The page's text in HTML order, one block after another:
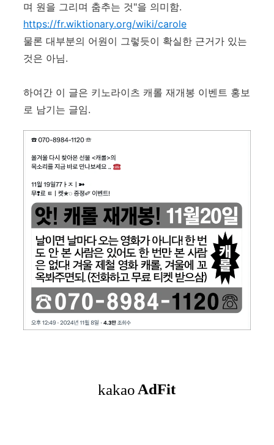
며 원을 그리며 춤추는 것"을 의미함.
https://fr.wiktionary.org/wiki/carole
물론 대부분의 어원이 그렇듯이 확실한 근거가 있는
것은 아님.
하여간 이 글은 키노라이츠 캐롤 재개봉 이벤트 홍보
로 남기는 글임.